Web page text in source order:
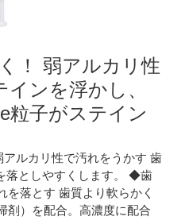
！ 弱アルカリ性
ンを浮かし、
粒子がステイン
ルカリ性で汚れをうかす 歯
落としやすくします。 ◆歯
を落とす 歯質より軟らかく
剤）を配合。高濃度に配合